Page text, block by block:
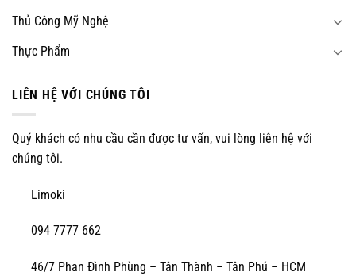
Thủ Công Mỹ Nghệ
Thực Phẩm
LIÊN HỆ VỚI CHÚNG TÔI
Quý khách có nhu cầu cần được tư vấn, vui lòng liên hệ với
chúng tôi.
Limoki
094 7777 662
46/7 Phan Đình Phùng – Tân Thành – Tân Phú – HCM